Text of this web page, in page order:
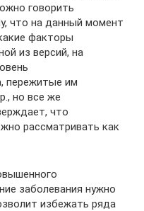
говорить
что на данный момент
факторы
из версий, на
пережитые им
но все же
что
рассматривать как
заболевания нужно
избежать ряда